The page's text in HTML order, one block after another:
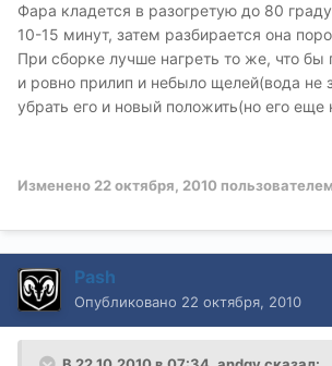
Фара кладется в разогретую до 80
10-15 минут, затем разбирается она
При сборке лучше нагреть то же, что бы
и ровно прилип и небыло щелей(вода не
убрать его и новый положить(но его еще
Изменено 22 октября, 2010
Pash
Опубликовано 22 октября, 2010